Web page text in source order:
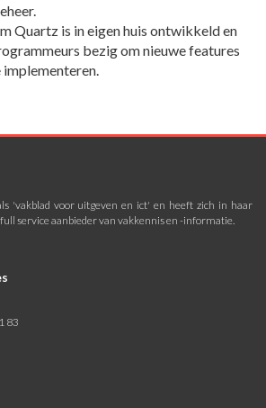
Quartz is in eigen huis ontwikkeld en
bezig om nieuwe features
'vakblad voor uitgeven en ict' en heeft zich in haar
service aanbieder van vakkennis en -informatie.
83